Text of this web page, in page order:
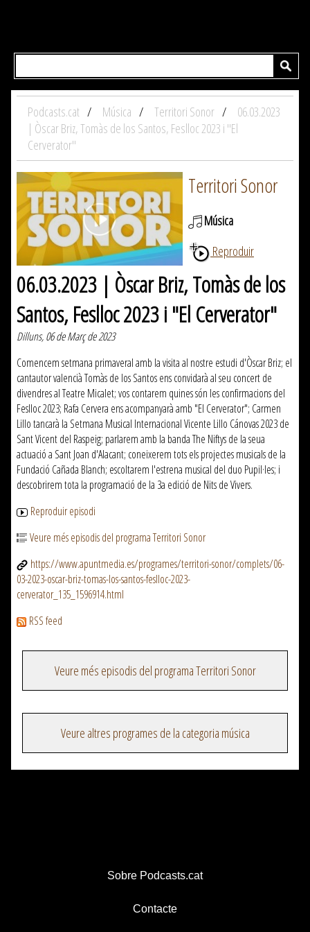
Podcasts.cat Música Territori Sonor
06.03.2023
| Òscar Briz, Tomàs de los Santos, Feslloc 2023 i "El
Cerverator"
Territori Sonor
Música
Reproduir
06.03.2023 | Òscar Briz, Tomàs de los
Santos, Feslloc 2023 i "El Cerverator"
Dilluns, 06 de Març de 2023
Comencem setmana primaveral amb la visita al nostre estudi d'Òscar Briz; el
cantautor valencià Tomàs de los Santos ens convidarà al seu concert de
divendres al Teatre Micalet; vos contarem quines són les confirmacions del
Feslloc 2023; Rafa Cervera ens acompanyarà amb "El Cerverator"; Carmen
Lillo tancarà la Setmana Musical Internacional Vicente Lillo Cánovas 2023 de
Sant Vicent del Raspeig; parlarem amb la banda The Niftys de la seua
actuació a Sant Joan d'Alacant; coneixerem tots els projectes musicals de la
Fundació Cañada Blanch; escoltarem l'estrena musical del duo Pupil·les; i
descobrirem tota la programació de la 3a edició de Nits de Vivers.
Reproduir episodi
Veure més episodis del programa Territori Sonor
https://www.apuntmedia.es/programes/territori-sonor/complets/06-
03-2023-oscar-briz-tomas-los-santos-feslloc-2023-
cerverator_135_1596914.html
RSS feed
Veure més episodis del programa Territori Sonor
Veure altres programes de la categoria música
Sobre Podcasts.cat
Contacte